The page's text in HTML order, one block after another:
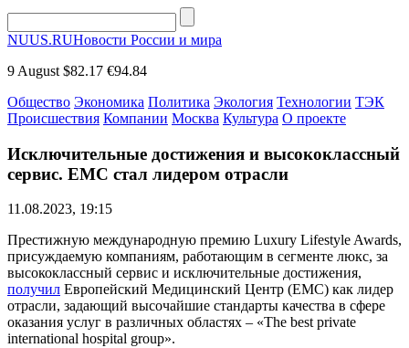
NUUS.RUНовости России и мира
9 August $82.17 €94.84
Общество Экономика Политика Экология Технологии ТЭК
Происшествия Компании Москва Культура О проекте
Исключительные достижения и высококлассный
сервис. ЕМС стал лидером отрасли
11.08.2023, 19:15
Престижную международную премию Luxury Lifestyle Awards,
присуждаемую компаниям, работающим в сегменте люкс, за
высококлассный сервис и исключительные достижения,
получил Европейский Медицинский Центр (ЕМС) как лидер
отрасли, задающий высочайшие стандарты качества в сфере
оказания услуг в различных областях – «The best private
international hospital group».